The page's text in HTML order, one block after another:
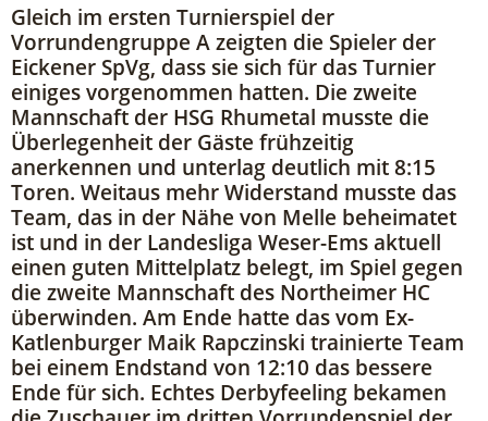
Gleich im ersten Turnierspiel der
Vorrundengruppe A zeigten die Spieler der
Eickener SpVg, dass sie sich für das Turnier
einiges vorgenommen hatten. Die zweite
Mannschaft der HSG Rhumetal musste die
Überlegenheit der Gäste frühzeitig
anerkennen und unterlag deutlich mit 8:15
Toren. Weitaus mehr Widerstand musste das
Team, das in der Nähe von Melle beheimatet
ist und in der Landesliga Weser-Ems aktuell
einen guten Mittelplatz belegt, im Spiel gegen
die zweite Mannschaft des Northeimer HC
überwinden. Am Ende hatte das vom Ex-
Katlenburger Maik Rapczinski trainierte Team
bei einem Endstand von 12:10 das bessere
Ende für sich. Echtes Derbyfeeling bekamen